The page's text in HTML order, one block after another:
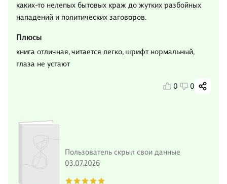
каких-то нелепых бытовых краж до жутких разбойных
нападений и политических заговоров.
Плюсы
книга отличная, читается легко, шрифт нормальный,
глаза не устают
0 0
Пользователь скрыл свои данные
03.07.2026